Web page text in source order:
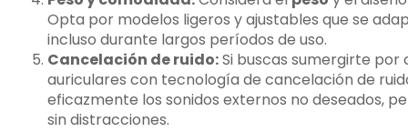
Opta por modelos ligeros y ajustables que se
incluso durante largos períodos de uso.
Cancelación de ruido:Si buscas sumergirte
auriculares con tecnología de cancelación de
eficazmente los sonidos externos no deseados,
sin distracciones.